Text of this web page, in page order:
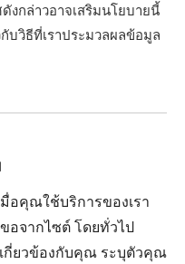
งกล่าวอาจเสริมนโยบายนี้
บวิธีที่เราประมวลผลข้อมูล
อคุณใช้บริการของเรา
อจากไซต์ โดยทั่วไป
ยวข้องกับคุณ ระบุตัวคุณ